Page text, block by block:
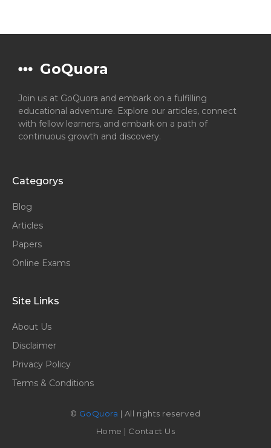
GoQuora
Join us at GoQuora and embark on a fulfilling
educational adventure. Explore our articles, connect
with fellow learners, and embark on a path of
continuous growth and discovery.
Categorys
Blog
Articles
Papers
Online Exams
Site Links
About Us
Disclaimer
Privacy Policy
Terms & Conditions
© GoQuora | All rights reserved
Home | Contact Us